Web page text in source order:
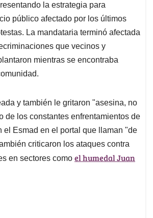
d
I
n
d
s
la estrategia para
público afectado por los últimos
La mandataria terminó afectada
que vecinos y
mientras se encontraba
y también le gritaron "asesina, no
de los constantes enfrentamientos de
el Esmad en el portal que llaman "de
criticaron los ataques contra
en sectores como el humedal Juan